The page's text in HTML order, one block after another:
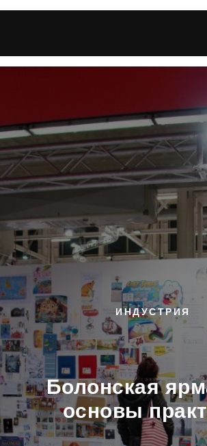
ИНДУСТРИЯ
Болонская
основы